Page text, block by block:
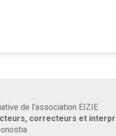
de l’association EIZIE
correcteurs et